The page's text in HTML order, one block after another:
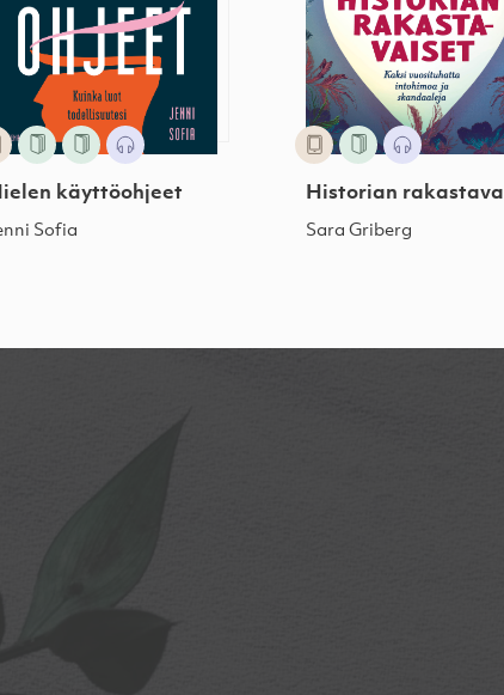
käyttöohjeet
Sofia
Historian
Sara Griberg